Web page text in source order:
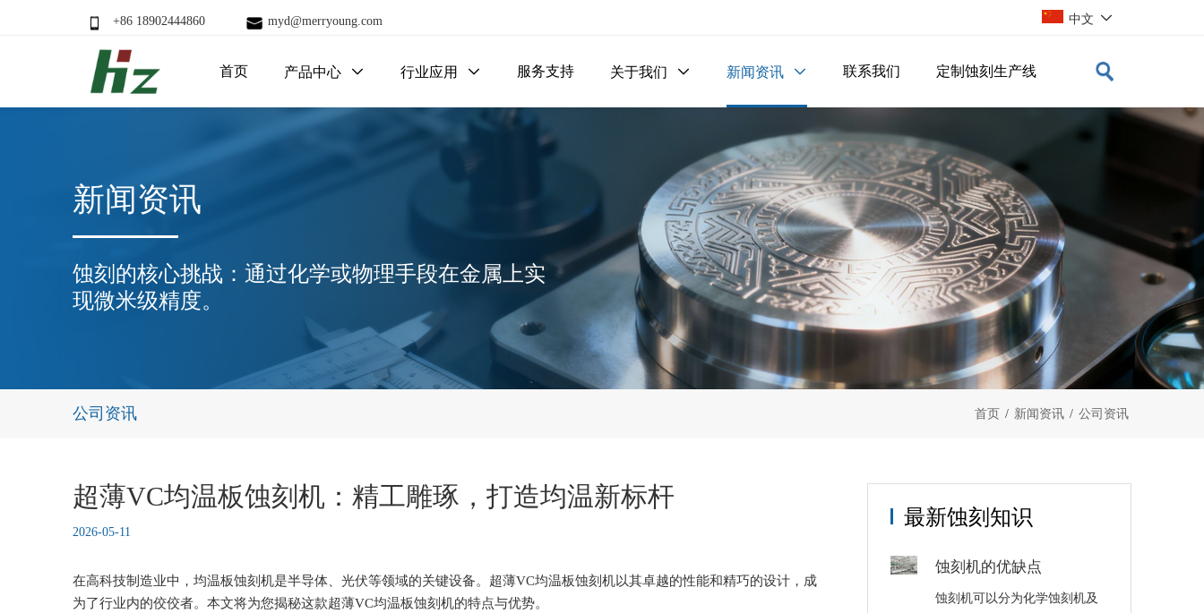
+86 18902444860 myd@merryoung.com 中文 
首页 产品中心  行业应用  服务支持 关于我们  新闻资讯  联系我们 定制蚀刻生产线
新闻资讯
蚀刻的核心挑战：通过化学或物理手段在金属上实
现微米级精度。
公司资讯 首页 / 新闻资讯 / 公司资讯
超薄VC均温板蚀刻机：精工雕琢，打造均温新标杆
2026-05-11
在高科技制造业中，均温板蚀刻机是半导体、光伏等领域的关键设备。超薄VC均温板蚀刻机以其卓越的性能和精巧的设计，成
为了行业内的佼佼者。本文将为您揭秘这款超薄VC均温板蚀刻机的特点与优势。
最新蚀刻知识
蚀刻机的优缺点
蚀刻机可以分为化学蚀刻机及